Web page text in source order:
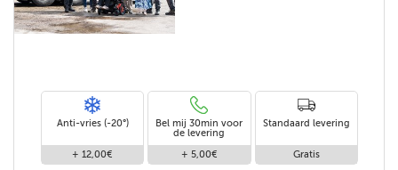
Anti-vries (-20°)
+ 12,00€
Bel mij 30min voor
de levering
+ 5,00€
Standaard levering
Gratis